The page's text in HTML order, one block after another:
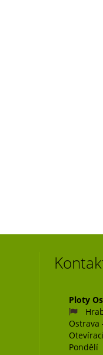
Ploty
Ostrava
Pondělí